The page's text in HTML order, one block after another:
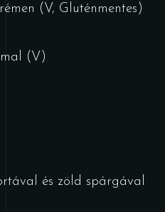
(V, Gluténmentes)
(V)
és zöld spárgával